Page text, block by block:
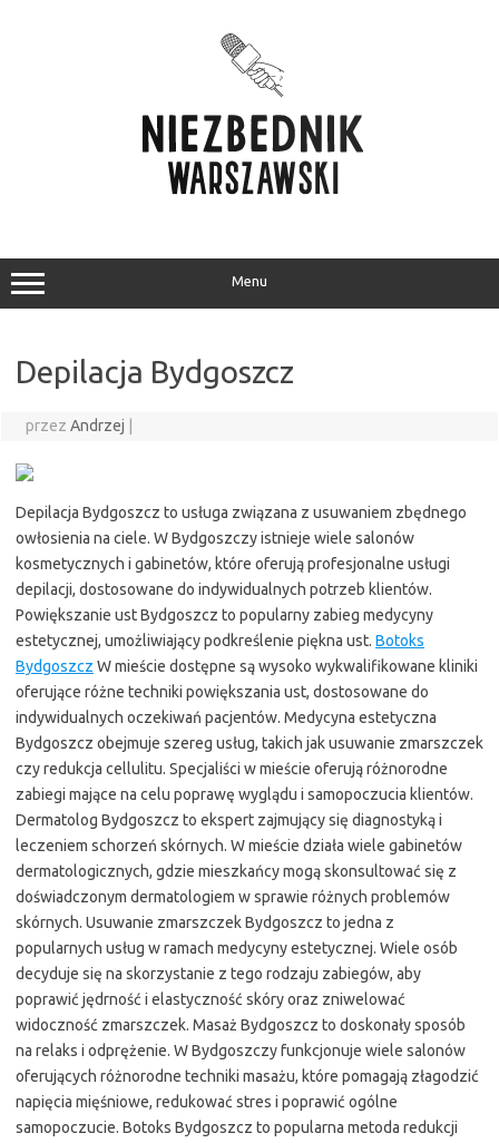
Menu
Depilacja Bydgoszcz
przez Andrzej
Depilacja Bydgoszcz to usługa związana z usuwaniem zbędnego
owłosienia na ciele. W Bydgoszczy istnieje wiele salonów
kosmetycznych i gabinetów, które oferują profesjonalne usługi
depilacji, dostosowane do indywidualnych potrzeb klientów.
Powiększanie ust Bydgoszcz to popularny zabieg medycyny
estetycznej, umożliwiający podkreślenie piękna ust. Botoks
Bydgoszcz W mieście dostępne są wysoko wykwalifikowane kliniki
oferujące różne techniki powiększania ust, dostosowane do
indywidualnych oczekiwań pacjentów. Medycyna estetyczna
Bydgoszcz obejmuje szereg usług, takich jak usuwanie zmarszczek
czy redukcja cellulitu. Specjaliści w mieście oferują różnorodne
zabiegi mające na celu poprawę wyglądu i samopoczucia klientów.
Dermatolog Bydgoszcz to ekspert zajmujący się diagnostyką i
leczeniem schorzeń skórnych. W mieście działa wiele gabinetów
dermatologicznych, gdzie mieszkańcy mogą skonsultować się z
doświadczonym dermatologiem w sprawie różnych problemów
skórnych. Usuwanie zmarszczek Bydgoszcz to jedna z
popularnych usług w ramach medycyny estetycznej. Wiele osób
decyduje się na skorzystanie z tego rodzaju zabiegów, aby
poprawić jędrność i elastyczność skóry oraz zniwelować
widoczność zmarszczek. Masaż Bydgoszcz to doskonały sposób
na relaks i odprężenie. W Bydgoszczy funkcjonuje wiele salonów
oferujących różnorodne techniki masażu, które pomagają złagodzić
napięcia mięśniowe, redukować stres i poprawić ogólne
samopoczucie. Botoks Bydgoszcz to popularna metoda redukcji